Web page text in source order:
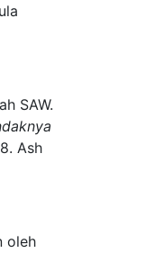
SAW.
Ash
oleh